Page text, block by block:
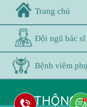
Trang chủ
Đội ngũ bác sĩ
Bệnh viêm
THÔNG